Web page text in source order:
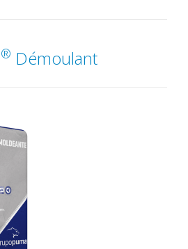
® Démoulant